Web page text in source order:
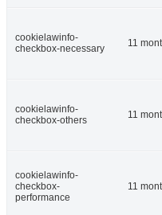
cookielawinfo-
checkbox-necessary
11
cookielawinfo-
checkbox-others
11
cookielawinfo-
checkbox-
performance
11